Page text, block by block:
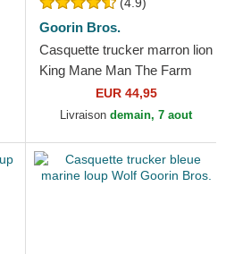
Goorin Bros.
Casquette trucker marron lion
King Mane Man The Farm
Goorin Bros.EUR 44,95
Livraison demain, 7 aout